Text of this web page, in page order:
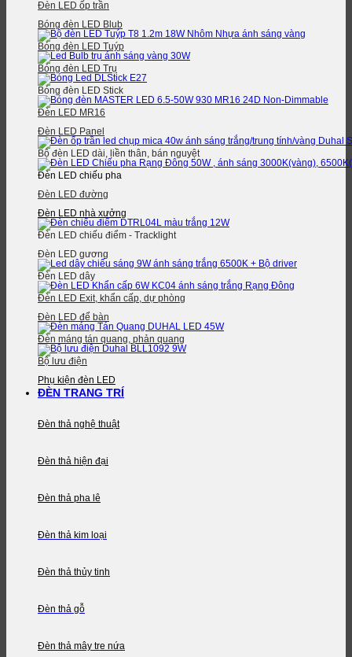
Đèn LED ốp trần
Bóng đèn LED Blub
Bóng đèn LED Tuýp
Bóng đèn LED Trụ
Bóng đèn LED Stick
Đèn LED MR16
Đèn LED Panel
Bộ đèn LED dài, liền thân, bán nguyệt
Đèn LED chiếu pha
Đèn LED đường
Đèn LED nhà xưởng
Đèn LED chiếu điểm - Tracklight
Đèn LED gương
Đèn LED dây
Đèn LED Exit, khẩn cấp, dự phòng
Đèn LED để bàn
Đèn máng tán quang, phản quang
Bộ lưu điện
Phụ kiện đèn LED
ĐÈN TRANG TRÍ
Đèn thả nghệ thuật
Đèn thả hiện đại
Đèn thả pha lê
Đèn thả kim loại
Đèn thả thủy tinh
Đèn thả gỗ
Đèn thả mây tre nứa